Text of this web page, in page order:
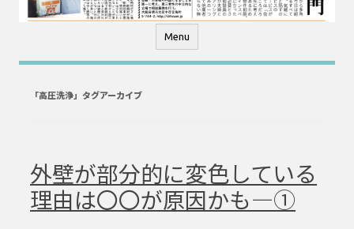
Menu
「高圧洗浄」タグアーカイブ
外壁が部分的に変色している
理由は〇〇が原因かも―①